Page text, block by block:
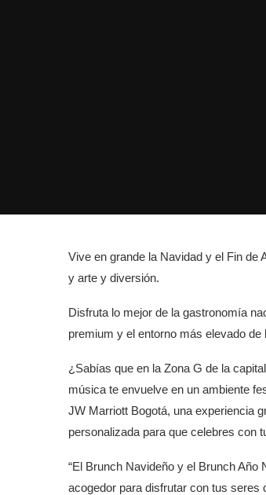
Vive en grande la Navidad y el Fin de
y arte y diversión.
Disfruta lo mejor de la gastronomía
premium y el entorno más elevado de
¿Sabías que en la Zona G de la
música te envuelve en un ambiente
JW Marriott Bogotá, una experiencia
personalizada para que celebres con
“El Brunch Navideño y el Brunch
acogedor para disfrutar con tus